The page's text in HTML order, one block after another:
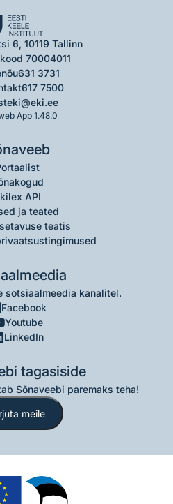
6, 10119 Tallinn
70004011
631 3731
617 7500
eki@eki.ee
App 1.48.0
API
ja teated
teatis
sotsiaalmeedia kanalitel.
Facebook
Youtube
LinkedIn
tagasiside
Sõnaveebi paremaks teha!
meile